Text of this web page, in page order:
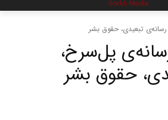
تبعیدی، حقوق بشر
پل‌‌سرخ،
حقوق بشر